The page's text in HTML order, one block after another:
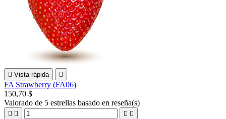
 Vista rápida 
FA Strawberry (FA06)
150,70 $
Valorado de 5 estrellas basado en reseña(s)
   